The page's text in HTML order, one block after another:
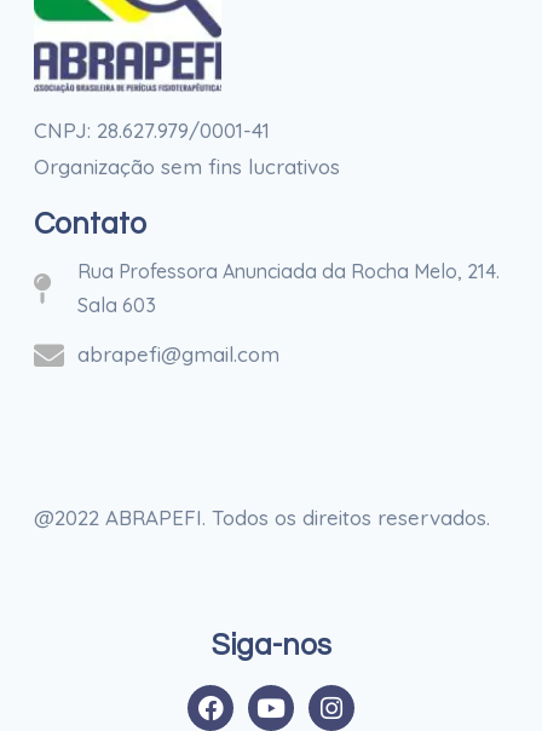
CNPJ: 28.627.979/0001-41
Organização sem fins lucrativos
Contato
Rua Professora Anunciada da Rocha Melo, 214.
Sala 603
abrapefi@gmail.com
@2022 ABRAPEFI. Todos os direitos reservados.
Siga-nos